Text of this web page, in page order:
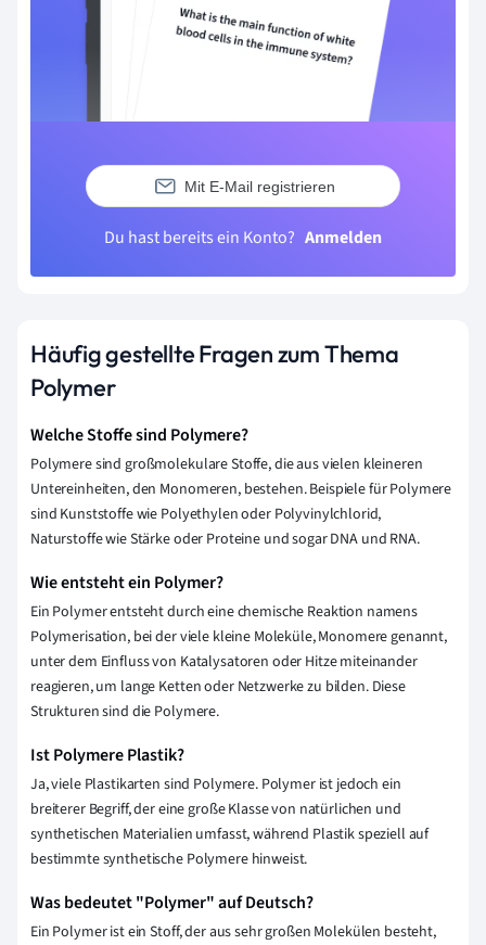
Mit E-Mail registrieren
Du hast bereits ein Konto? Anmelden
Häufig gestellte Fragen zum Thema
Polymer
Welche Stoffe sind Polymere?
Polymere sind großmolekulare Stoffe, die aus vielen kleineren
Untereinheiten, den Monomeren, bestehen. Beispiele für Polymere
sind Kunststoffe wie Polyethylen oder Polyvinylchlorid,
Naturstoffe wie Stärke oder Proteine und sogar DNA und RNA.
Wie entsteht ein Polymer?
Ein Polymer entsteht durch eine chemische Reaktion namens
Polymerisation, bei der viele kleine Moleküle, Monomere genannt,
unter dem Einfluss von Katalysatoren oder Hitze miteinander
reagieren, um lange Ketten oder Netzwerke zu bilden. Diese
Strukturen sind die Polymere.
Ist Polymere Plastik?
Ja, viele Plastikarten sind Polymere. Polymer ist jedoch ein
breiterer Begriff, der eine große Klasse von natürlichen und
synthetischen Materialien umfasst, während Plastik speziell auf
bestimmte synthetische Polymere hinweist.
Was bedeutet "Polymer" auf Deutsch?
Ein Polymer ist ein Stoff, der aus sehr großen Molekülen besteht,